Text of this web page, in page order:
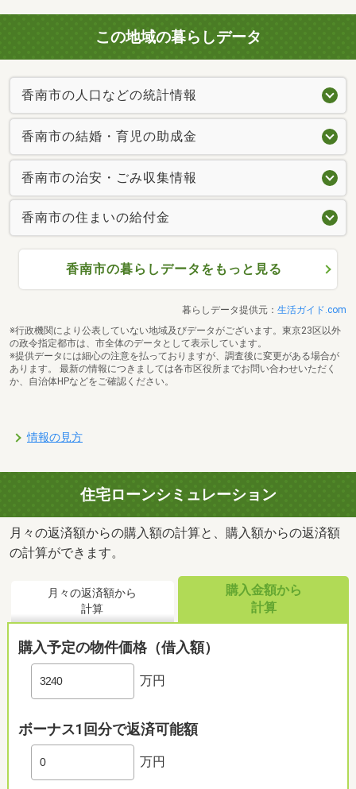
この地域の暮らしデータ
香南市の人口などの統計情報
香南市の結婚・育児の助成金
香南市の治安・ごみ収集情報
香南市の住まいの給付金
香南市の暮らしデータをもっと見る
暮らしデータ提供元： 生活ガイド.com
※行政機関により公表していない地域及びデータがございます。東京23区以外
の政令指定都市は、市全体のデータとして表示しています。
※提供データには細心の注意を払っておりますが、調査後に変更がある場合が
あります。 最新の情報につきましては各市区役所までお問い合わせいただく
か、自治体HPなどをご確認ください。
情報の見方
住宅ローンシミュレーション
月々の返済額からの購入額の計算と、購入額からの返済額
の計算ができます。
月々の返済額から
計算
購入金額から
計算
購入予定の物件価格（借入額）
万円
ボーナス1回分で返済可能額
万円